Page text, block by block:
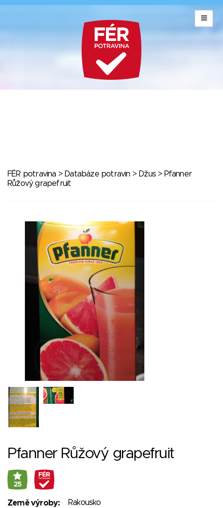
FÉR potravina > Databáze potravin > Džus > Pfanner
Růžový grapefruit
Pfanner Růžový grapefruit
25
Země výroby:
Rakousko